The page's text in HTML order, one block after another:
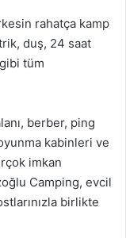
rahatça kamp
duş, 24 saat
tüm
berber, ping
kabinleri ve
imkan
Camping, evcil
birlikte